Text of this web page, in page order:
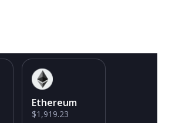
Ethereum
$1,919.23